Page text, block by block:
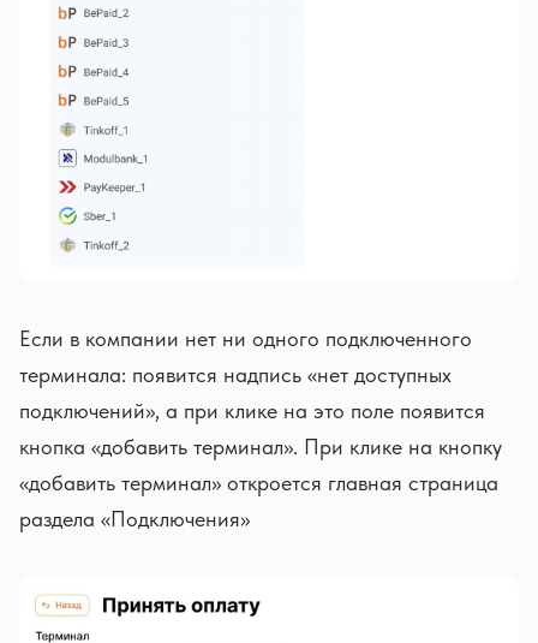
Если в компании нет ни одного подключенного
терминала: появится надпись «нет доступных
подключений», а при клике на это поле появится
кнопка «добавить терминал». При клике на кнопку
«добавить терминал» откроется главная страница
раздела «Подключения»